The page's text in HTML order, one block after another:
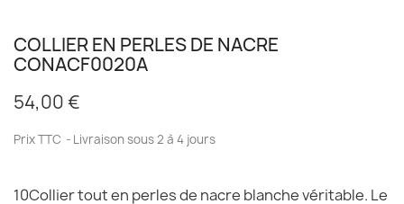
COLLIER EN PERLES DE NACRE
CONACF0020A
54,00 €
Prix TTC Livraison sous 2 à 4 jours
10Collier tout en perles de nacre blanche véritable. Le